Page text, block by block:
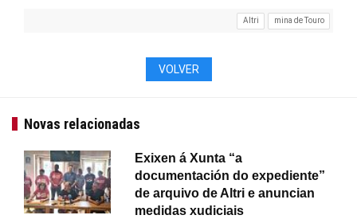
Altri mina de Touro
VOLVER
Novas relacionadas
Exixen á Xunta “a
documentación do expediente”
de arquivo de Altri e anuncian
medidas xudiciais